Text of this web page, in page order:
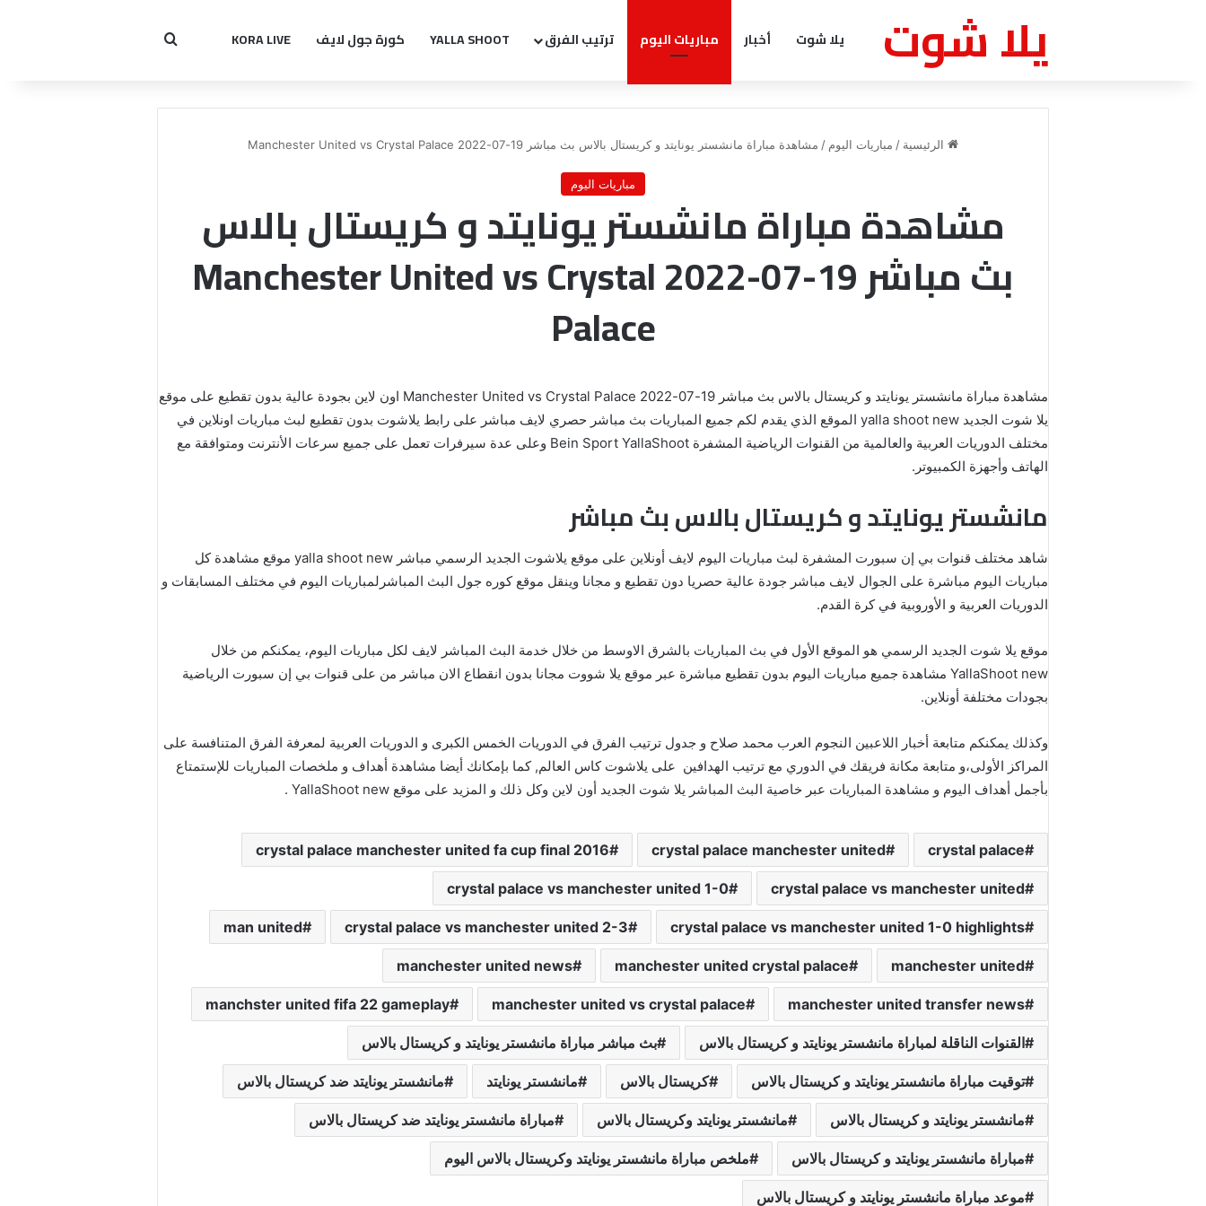
يلا شوت يلا شوت أخبار مباريات اليوم ترتيب الفرق YALLA SHOOT كورة جول لايف KORA LIVE بحث عن
الرئيسية / مباريات اليوم / مشاهدة مباراة مانشستر يونايتد و كريستال بالاس بث مباشر 19-07-2022 Manchester United vs Crystal Palace
مباريات اليوم
مشاهدة مباراة مانشستر يونايتد و كريستال بالاس
بث مباشر 19-07-2022 Manchester United vs Crystal
Palace
مشاهدة مباراة مانشستر يونايتد و كريستال بالاس بث مباشر 19-07-2022 Manchester United vs Crystal Palace اون لاين بجودة عالية بدون تقطيع على موقع
يلا شوت الجديد yalla shoot new الموقع الذي يقدم لكم جميع المباريات بث مباشر حصري لايف مباشر على رابط يلاشوت بدون تقطيع لبث مباريات اونلاين في
مختلف الدوريات العربية والعالمية من القنوات الرياضية المشفرة Bein Sport YallaShoot وعلى عدة سيرفرات تعمل على جميع سرعات الأنترنت ومتوافقة مع
الهاتف وأجهزة الكمبيوتر.
مانشستر يونايتد و كريستال بالاس بث مباشر
شاهد مختلف قنوات بي إن سبورت المشفرة لبث مباريات اليوم لايف أونلاين على موقع يلاشوت الجديد الرسمي مباشر yalla shoot new موقع مشاهدة كل
مباريات اليوم مباشرة على الجوال لايف مباشر جودة عالية حصريا دون تقطيع و مجانا وينقل موقع كوره جول البث المباشرلمباريات اليوم في مختلف المسابقات و
الدوريات العربية و الأوروبية في كرة القدم.
موقع يلا شوت الجديد الرسمي هو الموقع الأول في بث المباريات بالشرق الاوسط من خلال خدمة البث المباشر لايف لكل مباريات اليوم، يمكنكم من خلال
YallaShoot new مشاهدة جميع مباريات اليوم بدون تقطيع مباشرة عبر موقع يلا شووت مجانا بدون انقطاع الان مباشر من على قنوات بي إن سبورت الرياضية
بجودات مختلفة أونلاين.
وكذلك يمكنكم متابعة أخبار اللاعبين النجوم العرب محمد صلاح و جدول ترتيب الفرق في الدوريات الخمس الكبرى و الدوريات العربية لمعرفة الفرق المتنافسة على
المراكز الأولى،و متابعة مكانة فريقك في الدوري مع ترتيب الهدافين على يلاشوت كاس العالم, كما بإمكانك أيضا مشاهدة أهداف و ملخصات المباريات للإستمتاع
بأجمل أهداف اليوم و مشاهدة المباريات عبر خاصية البث المباشر يلا شوت الجديد أون لاين وكل ذلك و المزيد على موقع YallaShoot new .
crystal palace
crystal palace manchester united
crystal palace manchester united fa cup final 2016
crystal palace vs manchester united
crystal palace vs manchester united 1-0
crystal palace vs manchester united 1-0 highlights
crystal palace vs manchester united 2-3
man united
manchester united
manchester united crystal palace
manchester united news
manchester united transfer news
manchester united vs crystal palace
manchster united fifa 22 gameplay
القنوات الناقلة لمباراة مانشستر يونايتد و كريستال بالاس بث مباشر مباراة مانشستر يونايتد و كريستال بالاس
توقيت مباراة مانشستر يونايتد و كريستال بالاس كريستال بالاس مانشستر يونايتد مانشستر يونايتد ضد كريستال بالاس
مانشستر يونايتد و كريستال بالاس مانشستر يونايتد وكريستال بالاس مباراة مانشستر يونايتد ضد كريستال بالاس
مباراة مانشستر يونايتد و كريستال بالاس ملخص مباراة مانشستر يونايتد وكريستال بالاس اليوم
موعد مباراة مانشستر يونايتد و كريستال بالاس